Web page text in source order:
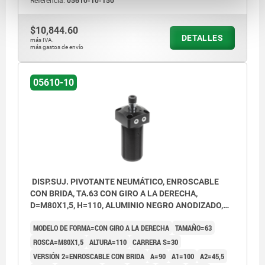
$10,844.60
más IVA.
más gastos de envío
DETALLES
05610-10
DISP.SUJ. PIVOTANTE NEUMÁTICO, ENROSCABLE
CON BRIDA, TA.63 CON GIRO A LA DERECHA,
D=M80X1,5, H=110, ALUMINIO NEGRO ANODIZADO,
MODELO DE FORMA=CON GIRO A LA DERECHA TAMAÑO=63
ROSCA=M80X1,5 ALTURA=110 CARRERA S=30
VERSIÓN 2=ENROSCABLE CON BRIDA A=90 A1=100 A2=45,5